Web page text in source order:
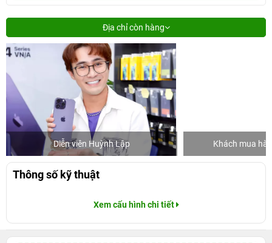
Địa chỉ còn hàng
Diễn viên Huỳnh Lập Khách mua
Thông số kỹ thuật
Xem cấu hình chi tiết